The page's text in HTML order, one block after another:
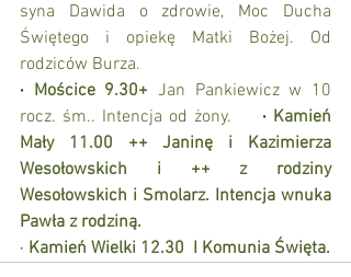
syna Dawida o zdrowie, Moc Ducha
Świętego i opiekę Matki Bożej. Od
rodziców Burza.
· Mościce 9.30+ Jan Pankiewicz w 10
rocz. śm.. Intencja od żony.
· Kamień
Mały 11.00 ++ Janinę i Kazimierza
Wesołowskich i ++ z rodziny
Wesołowskich i Smolarz. Intencja wnuka
Pawła z rodziną.
· Kamień Wielki 12.30  I Komunia Święta.